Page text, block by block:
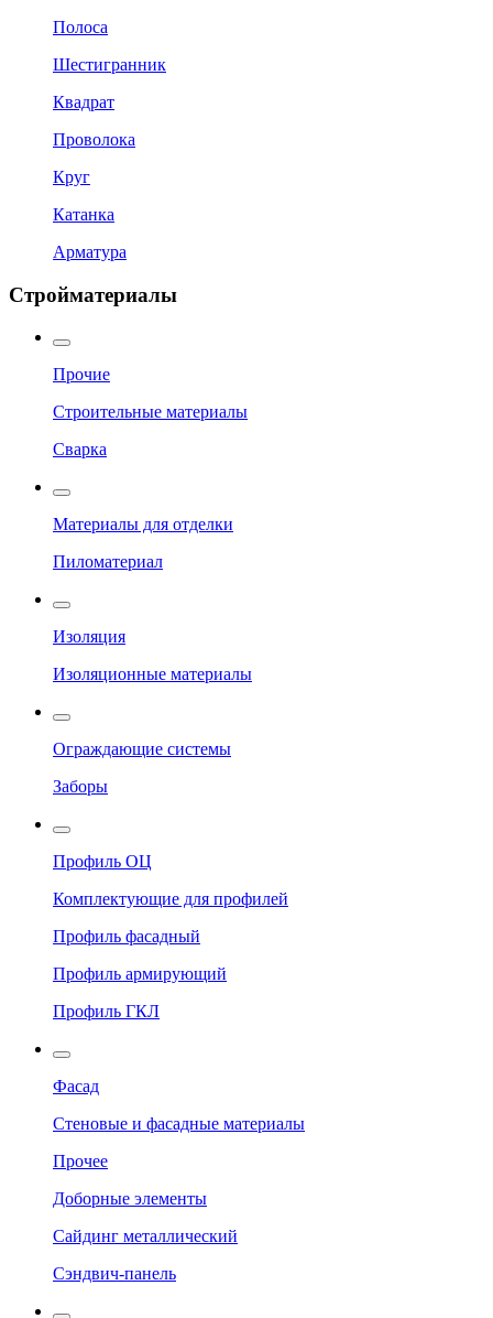
Полоса
Шестигранник
Квадрат
Проволока
Круг
Катанка
Арматура
Стройматериалы
Прочие
Строительные материалы
Сварка
Материалы для отделки
Пиломатериал
Изоляция
Изоляционные материалы
Ограждающие системы
Заборы
Профиль ОЦ
Комплектующие для профилей
Профиль фасадный
Профиль армирующий
Профиль ГКЛ
Фасад
Стеновые и фасадные материалы
Прочее
Доборные элементы
Сайдинг металлический
Сэндвич-панель